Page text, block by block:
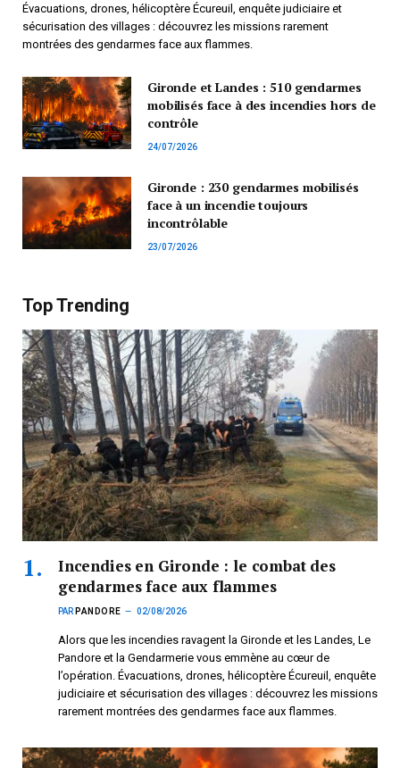
Évacuations, drones, hélicoptère Écureuil, enquête judiciaire et
sécurisation des villages : découvrez les missions rarement
montrées des gendarmes face aux flammes.
Gironde et Landes : 510 gendarmes
mobilisés face à des incendies hors de
contrôle
24/07/2026
Gironde : 230 gendarmes mobilisés
face à un incendie toujours
incontrôlable
23/07/2026
Top Trending
Incendies en Gironde : le combat des
gendarmes face aux flammes
PAR PANDORE 02/08/2026
Alors que les incendies ravagent la Gironde et les Landes, Le
Pandore et la Gendarmerie vous emmène au cœur de
l’opération. Évacuations, drones, hélicoptère Écureuil, enquête
judiciaire et sécurisation des villages : découvrez les missions
rarement montrées des gendarmes face aux flammes.